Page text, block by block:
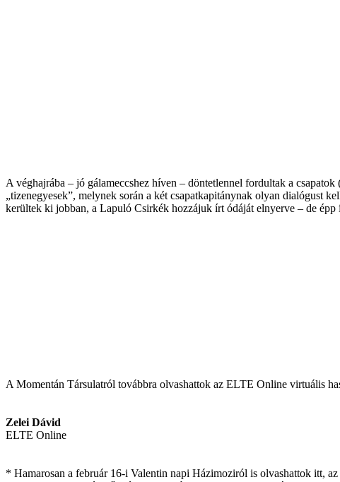
A véghajrába – jó gálameccshez híven – döntetlennel fordultak a
„tizenegyesek”, melynek során a két csapatkapitánynak olyan dialógust
kerültek ki jobban, a Lapuló Csirkék hozzájuk írt ódáját elnyerve – de épp
A Momentán Társulatról továbbra olvashattok az ELTE Online virtuális
Zelei Dávid
ELTE Online
* Hamarosan a február 16-i Valentin napi Házimoziról is olvashattok itt,